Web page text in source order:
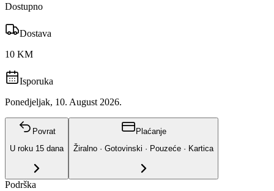
Dostupno
Dostava
10 KM
Isporuka
Ponedjeljak, 10. August 2026.
Povrat
U roku 15 dana
Plaćanje
Žiralno · Gotovinski · Pouzeće · Kartica
Podrška